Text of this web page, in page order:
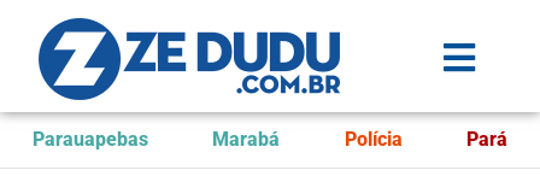
Parauapebas Marabá Polícia Pará